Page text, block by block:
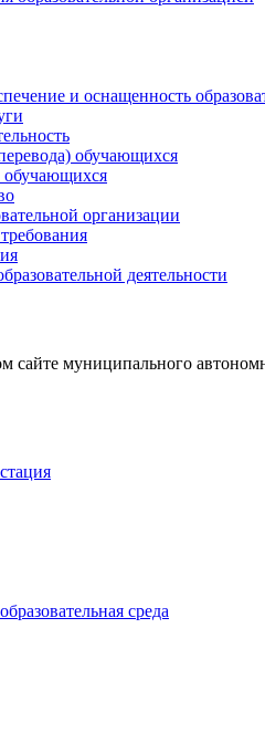
и оснащенность
обучающихся
организации
деятельности
сайте муниципального
среда